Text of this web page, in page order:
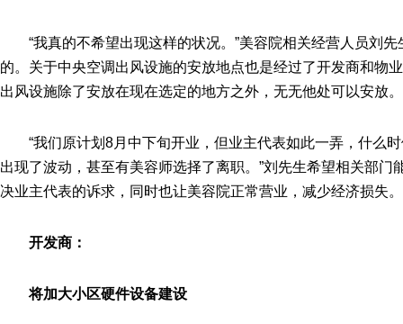
“我真的不希望出现这样的状况。”美容院相关经营人员刘
的。关于中央空调出风设施的安放地点也是经过了开发商和物
出风设施除了安放在现在选定的地方之外，无无他处可以安放。
“我们原计划8月中下旬开业，但业主代表如此一弄，什么
出现了波动，甚至有美容师选择了离职。”刘先生希望相关部
决业主代表的诉求，同时也让美容院正常营业，减少经济损失。
开发商：
将加大小区硬件设备建设